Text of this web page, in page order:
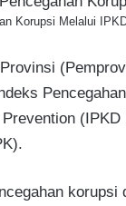
Korupsi Melalui